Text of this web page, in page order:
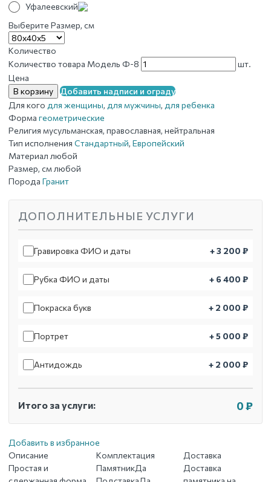
Уфалеевский
Выберите Размер, см
Количество
Количество товара Модель Ф-8
шт.
Цена
В корзину
Добавить надписи и ограду
Для кого для женщины, для мужчины, для ребенка
Форма геометрические
Религия мусульманская, православная, нейтральная
Тип исполнения Стандартный, Европейский
Материал любой
Размер, смлюбой
Порода Гранит
ДОПОЛНИТЕЛЬНЫЕ УСЛУГИ
Гравировка ФИО и даты + 3 200 ₽
Рубка ФИО и даты + 6 400 ₽
Покраска букв + 2 000 ₽
Портрет + 5 000 ₽
Антидождь + 2 000 ₽
Итого за услуги: 0 ₽
Добавить в избранное
Описание
Простая и
Комплектация
ПамятникДа
Доставка
Доставка